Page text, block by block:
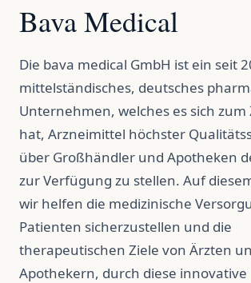
Bava Medical
Die bava medical GmbH ist ein seit
mittelständisches, deutsches
Unternehmen, welches es sich zum
hat, Arzneimittel höchster
über Großhändler und Apotheken
zur Verfügung zu stellen. Auf
wir helfen die medizinische
Patienten sicherzustellen und die
therapeutischen Ziele von Ärzten
Apothekern, durch diese innovative